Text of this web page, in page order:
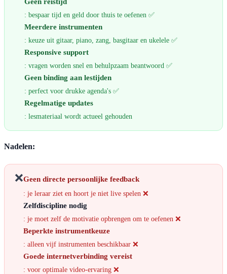
: bespaar tijd en geld door thuis te oefenen ✅
Meerdere instrumenten
: keuze uit gitaar, piano, zang, basgitaar en ukelele ✅
Responsive support
: vragen worden snel en behulpzaam beantwoord ✅
Geen binding aan lestijden
: perfect voor drukke agenda's ✅
Regelmatige updates
: lesmateriaal wordt actueel gehouden
Nadelen:
❌Geen directe persoonlijke feedback
: je leraar ziet en hoort je niet live spelen ❌
Zelfdiscipline nodig
: je moet zelf de motivatie opbrengen om te oefenen ❌
Beperkte instrumentkeuze
: alleen vijf instrumenten beschikbaar ❌
Goede internetverbinding vereist
: voor optimale video-ervaring ❌